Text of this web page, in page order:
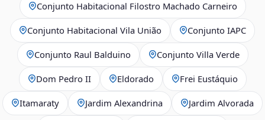
Conjunto Habitacional Filostro Machado Carneiro
Conjunto Habitacional Vila União Conjunto IAPC
Conjunto Raul Balduino Conjunto Villa Verde
Dom Pedro II Eldorado Frei Eustáquio
Itamaraty Jardim Alexandrina Jardim Alvorada